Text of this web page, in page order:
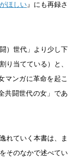
ほしい』にも再録さ
）世代」より少し下
り当てている）と、
マンガに革命を起こ
共闘世代の女」であ
れていく本書は、ま
そのなかで述べてい